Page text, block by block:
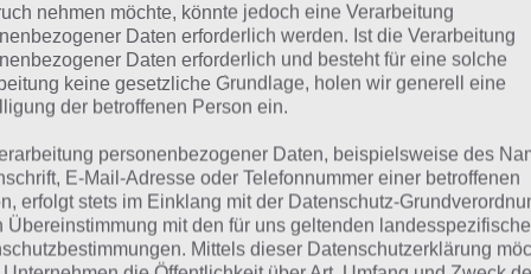
nehmen möchte, könnte jedoch eine Verarbeitung
Daten erforderlich werden. Ist die Verarbeitung
Daten erforderlich und besteht für eine solche
keine gesetzliche Grundlage, holen wir generell eine
der betroffenen Person ein.
personenbezogener Daten, beispielsweise des
E-Mail-Adresse oder Telefonnummer einer betroffenen
erfolgt stets im Einklang mit der Datenschutz-
Übereinstimmung mit den für uns geltenden
Mittels dieser Datenschutzerklärung